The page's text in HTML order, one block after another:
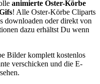
animierte Oster-Körbe
! Alle Oster-Körbe Cliparts
downloaden oder direkt von
dazu erhältst Du wenn
Bilder komplett kostenlos
verschicken und die E-